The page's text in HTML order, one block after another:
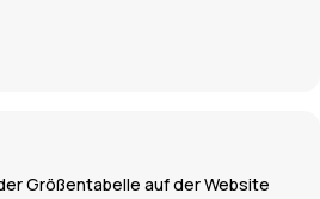
Größentabelle auf der Website